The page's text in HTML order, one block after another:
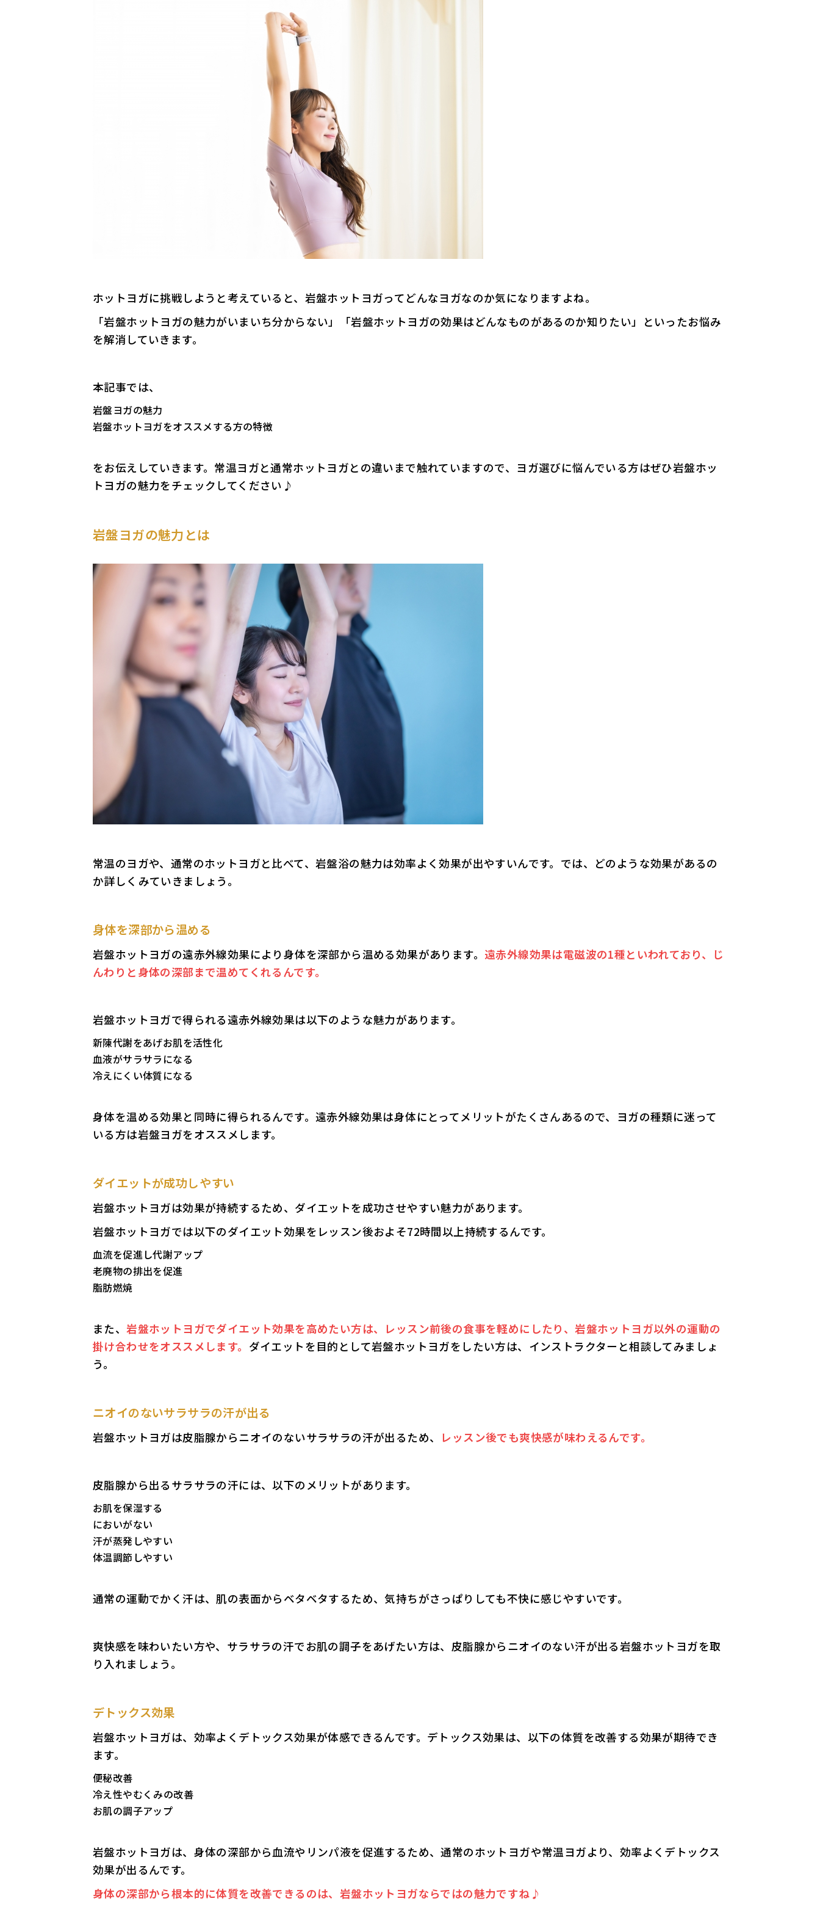
ホットヨガに挑戦しようと考えていると、岩盤ホットヨガってどんなヨガなのか気になりますよね。
「岩盤ホットヨガの魅力がいまいち分からない」「岩盤ホットヨガの効果はどんなものがあるのか知りたい」といったお悩み
を解消していきます。
本記事では、
岩盤ヨガの魅力
岩盤ホットヨガをオススメする方の特徴
をお伝えしていきます。常温ヨガと通常ホットヨガとの違いまで触れていますので、ヨガ選びに悩んでいる方はぜひ岩盤ホッ
トヨガの魅力をチェックしてください♪
岩盤ヨガの魅力とは
常温のヨガや、通常のホットヨガと比べて、岩盤浴の魅力は効率よく効果が出やすいんです。では、どのような効果があるの
か詳しくみていきましょう。
身体を深部から温める
岩盤ホットヨガの遠赤外線効果により身体を深部から温める効果があります。 遠赤外線効果は電磁波の1種といわれており、じ
んわりと身体の深部まで温めてくれるんです。
岩盤ホットヨガで得られる遠赤外線効果は以下のような魅力があります。
新陳代謝をあげお肌を活性化
血液がサラサラになる
冷えにくい体質になる
身体を温める効果と同時に得られるんです。遠赤外線効果は身体にとってメリットがたくさんあるので、ヨガの種類に迷って
いる方は岩盤ヨガをオススメします。
ダイエットが成功しやすい
岩盤ホットヨガは効果が持続するため、ダイエットを成功させやすい魅力があります。
岩盤ホットヨガでは以下のダイエット効果をレッスン後およそ72時間以上持続するんです。
血流を促進し代謝アップ
老廃物の排出を促進
脂肪燃焼
また、岩盤ホットヨガでダイエット効果を高めたい方は、レッスン前後の食事を軽めにしたり、岩盤ホットヨガ以外の運動の
掛け合わせをオススメします。 ダイエットを目的として岩盤ホットヨガをしたい方は、インストラクターと相談してみましょ
う。
ニオイのないサラサラの汗が出る
岩盤ホットヨガは皮脂腺からニオイのないサラサラの汗が出るため、 レッスン後でも爽快感が味わえるんです。
皮脂腺から出るサラサラの汗には、以下のメリットがあります。
お肌を保湿する
においがない
汗が蒸発しやすい
体温調節しやすい
通常の運動でかく汗は、肌の表面からベタベタするため、気持ちがさっぱりしても不快に感じやすいです。
爽快感を味わいたい方や、サラサラの汗でお肌の調子をあげたい方は、皮脂腺からニオイのない汗が出る岩盤ホットヨガを取
り入れましょう。
デトックス効果
岩盤ホットヨガは、効率よくデトックス効果が体感できるんです。デトックス効果は、以下の体質を改善する効果が期待でき
ます。
便秘改善
冷え性やむくみの改善
お肌の調子アップ
岩盤ホットヨガは、身体の深部から血流やリンパ液を促進するため、通常のホットヨガや常温ヨガより、効率よくデトックス
効果が出るんです。
身体の深部から根本的に体質を改善できるのは、岩盤ホットヨガならではの魅力ですね♪